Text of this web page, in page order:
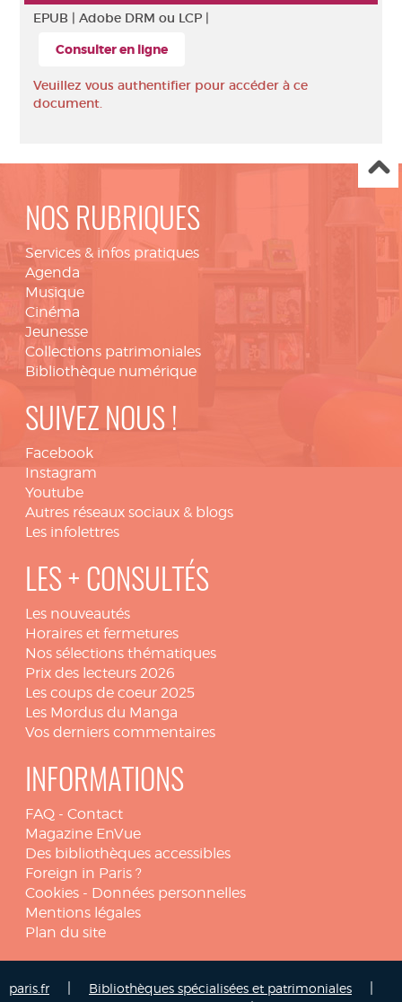
EPUB | Adobe DRM ou LCP |
Consulter en ligne
Veuillez vous authentifier pour accéder à ce
document.
NOS RUBRIQUES
Services & infos pratiques
Agenda
Musique
Cinéma
Jeunesse
Collections patrimoniales
Bibliothèque numérique
SUIVEZ NOUS !
Facebook
Instagram
Youtube
Autres réseaux sociaux & blogs
Les infolettres
LES + CONSULTÉS
Les nouveautés
Horaires et fermetures
Nos sélections thématiques
Prix des lecteurs 2026
Les coups de coeur 2025
Les Mordus du Manga
Vos derniers commentaires
INFORMATIONS
FAQ - Contact
Magazine EnVue
Des bibliothèques accessibles
Foreign in Paris ?
Cookies - Données personnelles
Mentions légales
Plan du site
paris.fr Bibliothèques spécialisées et patrimoniales